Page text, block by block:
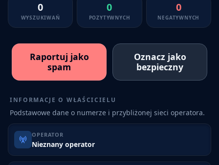
0
WYSZUKIWAŃ
0
POZYTYWNYCH
0
NEGATYWNYCH
Raportuj jako
spam
Oznacz jako
bezpieczny
INFORMACJE O WŁAŚCICIELU
Podstawowe dane o numerze i przybliżonej sieci operatora.
OPERATOR
Nieznany operator